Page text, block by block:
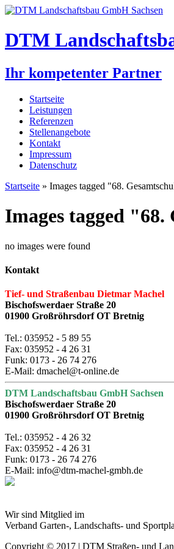
DTM
Ihr kompetenter Partner
Startseite
Leistungen
Referenzen
Stellenangebote
Kontakt
Impressum
Datenschutz
Startseite » Images tagged "68.
Images tagged "68.
no images were found
Kontakt
Tief- und Straßenbau Dietmar Machel
Bischofswerdaer Straße 20
01900 Großröhrsdorf OT Bretnig
Tel.: 035952 - 5 89 55
Fax: 035952 - 4 26 31
Funk: 0173 - 26 74 276
E-Mail: dmachel@t-online.de
DTM Landschaftsbau GmbH Sachsen
Bischofswerdaer Straße 20
01900 Großröhrsdorf OT Bretnig
Tel.: 035952 - 4 26 32
Fax: 035952 - 4 26 31
Funk: 0173 - 26 74 276
E-Mail: info@dtm-machel-gmbh.de
Wir sind Mitglied im
Verband Garten-, Landschafts- und
Copyright © 2017 | DTM Straßen- und